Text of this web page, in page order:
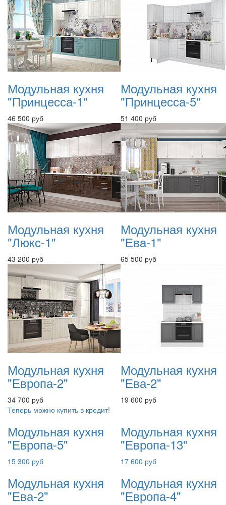
Модульная кухня
"Принцесса-1"
46 500 руб
Модульная кухня
"Принцесса-5"
51 400 руб
Модульная кухня
"Люкс-1"
43 200 руб
Модульная кухня
"Ева-1"
65 500 руб
Модульная кухня
"Европа-2"
34 700 руб
Модульная кухня
"Ева-2"
19 600 руб
Теперь можно купить в кредит!
Модульная кухня
"Европа-5"
15 300 руб
Модульная кухня
"Европа-13"
17 600 руб
Модульная кухня
"Ева-2"
Модульная кухня
"Европа-4"